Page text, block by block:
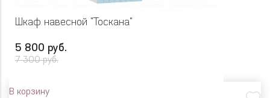
Шкаф навесной "Тоскана"
5 800 руб.
7 300 руб.
В корзину